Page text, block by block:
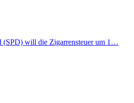
(SPD) will die Zigarrensteuer um 1…